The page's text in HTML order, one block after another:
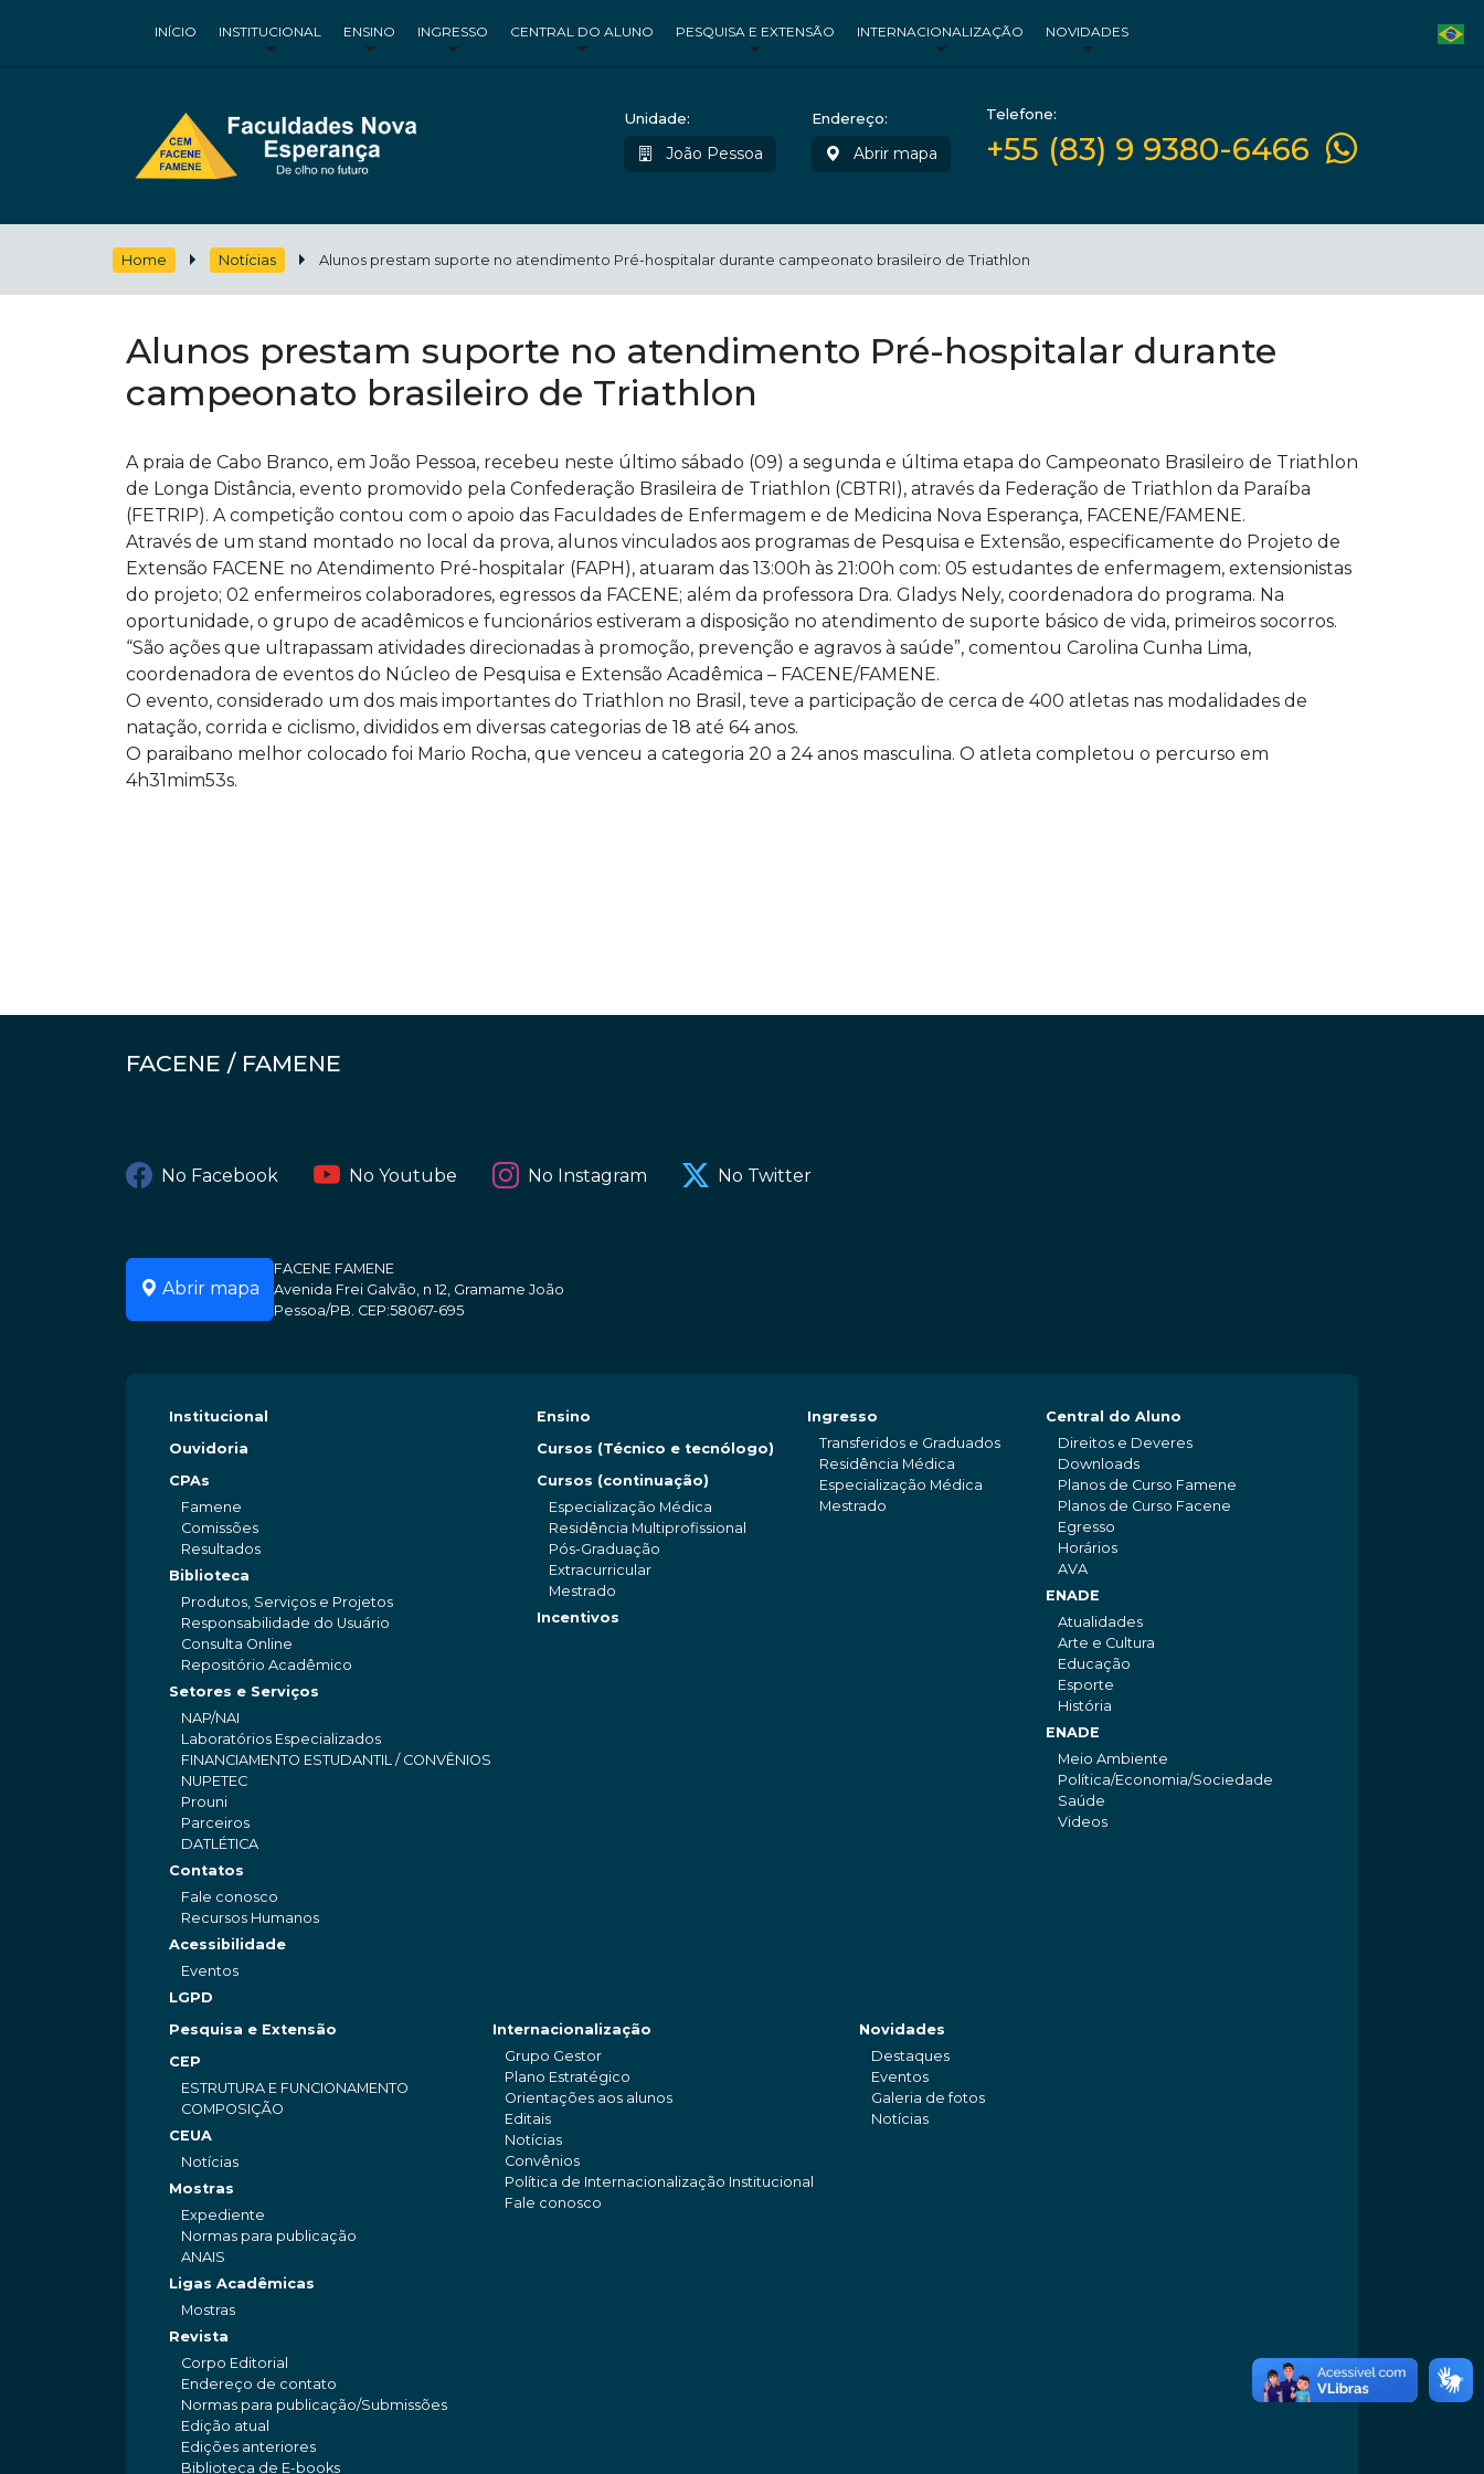
INÍCIO INSTITUCIONAL ENSINO INGRESSO CENTRAL DO ALUNO PESQUISA E EXTENSÃO INTERNACIONALIZAÇÃO NOVIDADES
Unidade:
João Pessoa
Endereço:
Abrir mapa
Telefone:
+55 (83) 9 9380-6466
Home Notícias Alunos prestam suporte no atendimento Pré-hospitalar durante campeonato brasileiro de Triathlon
Alunos prestam suporte no atendimento Pré-hospitalar durante
campeonato brasileiro de Triathlon
A praia de Cabo Branco, em João Pessoa, recebeu neste último sábado (09) a segunda e última etapa do Campeonato Brasileiro de Triathlon
de Longa Distância, evento promovido pela Confederação Brasileira de Triathlon (CBTRI), através da Federação de Triathlon da Paraíba
(FETRIP). A competição contou com o apoio das Faculdades de Enfermagem e de Medicina Nova Esperança, FACENE/FAMENE.
Através de um stand montado no local da prova, alunos vinculados aos programas de Pesquisa e Extensão, especificamente do Projeto de
Extensão FACENE no Atendimento Pré-hospitalar (FAPH), atuaram das 13:00h às 21:00h com: 05 estudantes de enfermagem, extensionistas
do projeto; 02 enfermeiros colaboradores, egressos da FACENE; além da professora Dra. Gladys Nely, coordenadora do programa. Na
oportunidade, o grupo de acadêmicos e funcionários estiveram a disposição no atendimento de suporte básico de vida, primeiros socorros.
“São ações que ultrapassam atividades direcionadas à promoção, prevenção e agravos à saúde”, comentou Carolina Cunha Lima,
coordenadora de eventos do Núcleo de Pesquisa e Extensão Acadêmica – FACENE/FAMENE.
O evento, considerado um dos mais importantes do Triathlon no Brasil, teve a participação de cerca de 400 atletas nas modalidades de
natação, corrida e ciclismo, divididos em diversas categorias de 18 até 64 anos.
O paraibano melhor colocado foi Mario Rocha, que venceu a categoria 20 a 24 anos masculina. O atleta completou o percurso em
4h31mim53s.
FACENE / FAMENE
No Facebook No Youtube No Instagram No Twitter
Abrir mapa
FACENE FAMENE
Avenida Frei Galvão, n 12, Gramame João
Pessoa/PB. CEP:58067-695
Institucional
Ouvidoria
CPAs
Famene
Comissões
Resultados
Biblioteca
Produtos, Serviços e Projetos
Responsabilidade do Usuário
Consulta Online
Repositório Acadêmico
Setores e Serviços
NAP/NAI
Laboratórios Especializados
FINANCIAMENTO ESTUDANTIL / CONVÊNIOS
NUPETEC
Prouni
Parceiros
DATLÉTICA
Contatos
Fale conosco
Recursos Humanos
Acessibilidade
Eventos
LGPD
Ensino
Cursos (Técnico e tecnólogo)
Cursos (continuação)
Especialização Médica
Residência Multiprofissional
Pós-Graduação
Extracurricular
Mestrado
Incentivos
Ingresso
Transferidos e Graduados
Residência Médica
Especialização Médica
Mestrado
Central do Aluno
Direitos e Deveres
Downloads
Planos de Curso Famene
Planos de Curso Facene
Egresso
Horários
AVA
ENADE
Atualidades
Arte e Cultura
Educação
Esporte
História
ENADE
Meio Ambiente
Política/Economia/Sociedade
Saúde
Videos
Pesquisa e Extensão
CEP
ESTRUTURA E FUNCIONAMENTO
COMPOSIÇÃO
CEUA
Notícias
Mostras
Expediente
Normas para publicação
ANAIS
Ligas Acadêmicas
Mostras
Revista
Corpo Editorial
Endereço de contato
Normas para publicação/Submissões
Edição atual
Edições anteriores
Biblioteca de E-books
Internacionalização
Grupo Gestor
Plano Estratégico
Orientações aos alunos
Editais
Notícias
Convênios
Política de Internacionalização Institucional
Fale conosco
Novidades
Destaques
Eventos
Galeria de fotos
Notícias